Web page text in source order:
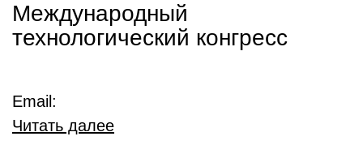
Международный
технологический конгресс
Email:
Читать далее